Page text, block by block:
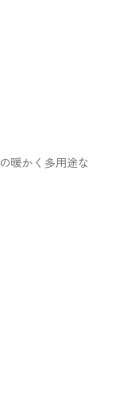
暖かく多用途な